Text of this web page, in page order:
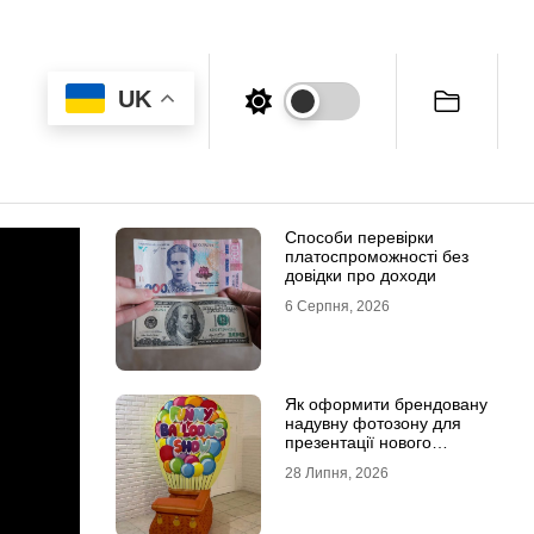
UK
Способи перевірки
платоспроможності без
довідки про доходи
6 Серпня, 2026
Як оформити брендовану
надувну фотозону для
презентації нового
28 Липня, 2026